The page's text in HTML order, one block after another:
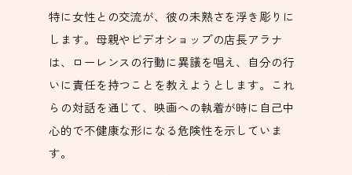
特に女性との交流が、彼の未熟さを浮き彫りに
します。母親やビデオショップの店長アラナ
は、ローレンスの行動に異議を唱え、自分の行
いに責任を持つことを教えようとします。これ
らの対話を通じて、映画への執着が時に自己中
心的で不健康な形になる危険性を示していま
す。